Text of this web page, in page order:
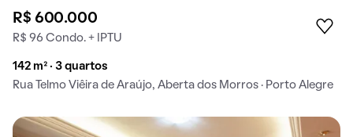
R$ 600.000
R$ 96 Condo. + IPTU
142 m² · 3 quartos
Rua Telmo Viêira de Araújo, Aberta dos Morros · Porto Alegre